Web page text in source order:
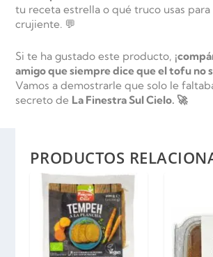
tu receta estrella o qué truco usas
crujiente. 💬
Si te ha gustado este producto,
amigo que siempre dice que el tofu no
Vamos a demostrarle que solo le
secreto de La Finestra Sul Cielo. 🚀
PRODUCTOS